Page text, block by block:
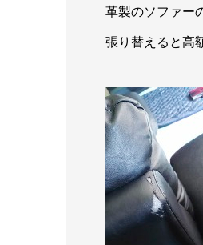
革製のソファー
張り替えると高